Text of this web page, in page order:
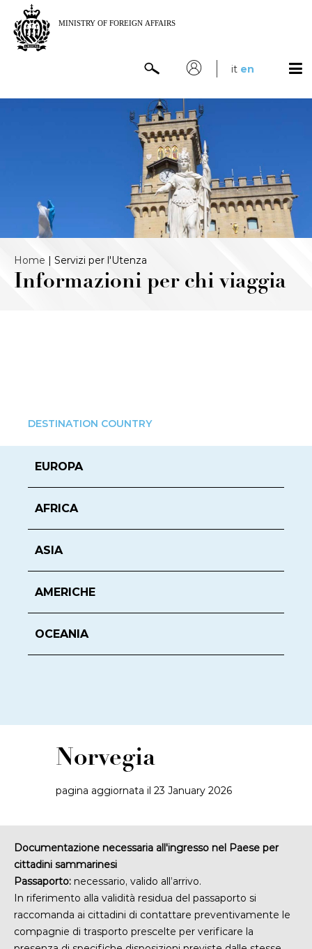
it en
Home | Servizi per l'Utenza
Informazioni per chi viaggia
DESTINATION COUNTRY
EUROPA
AFRICA
ASIA
AMERICHE
OCEANIA
Norvegia
pagina aggiornata il 23 January 2026
Documentazione necessaria all'ingresso nel Paese per
cittadini sammarinesi
Passaporto: necessario, valido all’arrivo.
In riferimento alla validità residua del passaporto si
raccomanda ai cittadini di contattare preventivamente le
compagnie di trasporto prescelte per verificare la